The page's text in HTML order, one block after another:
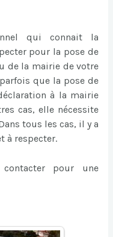
qui connait la
pour la pose de
de la mairie de votre
que la pose de
à la mairie
cas, elle nécessite
tous les cas, il y a
à respecter.
pour une